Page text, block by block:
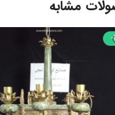
مشابه
-